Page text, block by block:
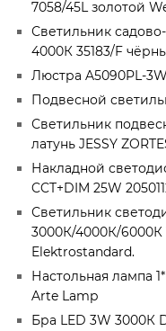
7058/45L золотой
Светильник
4000К 35183/F
Люстра A5090PL-
Подвесной
Светильник
латунь JESSY
Накладной
CCT+DIM 25W
Светильник
3000К/4000К/6000К
Elektrostandard.
Настольная лампа
Arte Lamp
Бра LED 3W 3000К